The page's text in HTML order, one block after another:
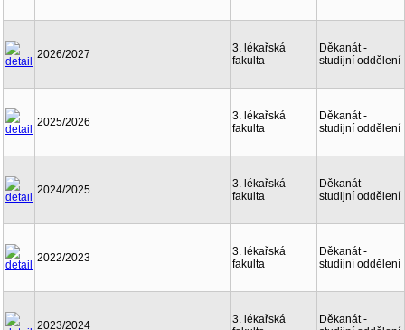
2026/2027
3. lékařská
fakulta
Děkanát -
studijní oddělení
2025/2026
3. lékařská
fakulta
Děkanát -
studijní oddělení
2024/2025
3. lékařská
fakulta
Děkanát -
studijní oddělení
2022/2023
3. lékařská
fakulta
Děkanát -
studijní oddělení
2023/2024
3. lékařská
Děkanát -